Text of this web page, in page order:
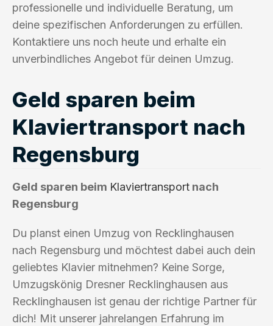
professionelle und individuelle Beratung, um
deine spezifischen Anforderungen zu erfüllen.
Kontaktiere uns noch heute und erhalte ein
unverbindliches Angebot für deinen Umzug.
Geld sparen beim
Klaviertransport nach
Regensburg
Geld sparen beim Klaviertransport nach
Regensburg
Du planst einen Umzug von Recklinghausen
nach Regensburg und möchtest dabei auch dein
geliebtes Klavier mitnehmen? Keine Sorge,
Umzugskönig Dresner Recklinghausen aus
Recklinghausen ist genau der richtige Partner für
dich! Mit unserer jahrelangen Erfahrung im